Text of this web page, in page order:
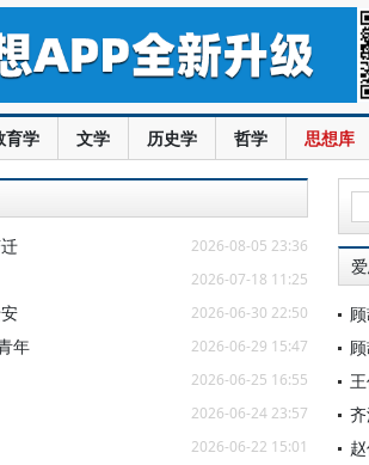
育学 文学 历史学 哲学 思想库
2026-08-05 23:36
2026-07-18 11:25
2026-06-30 22:50
年 2026-06-29 15:47
2026-06-25 16:55
2026-06-24 23:57
2026-06-22 15:01